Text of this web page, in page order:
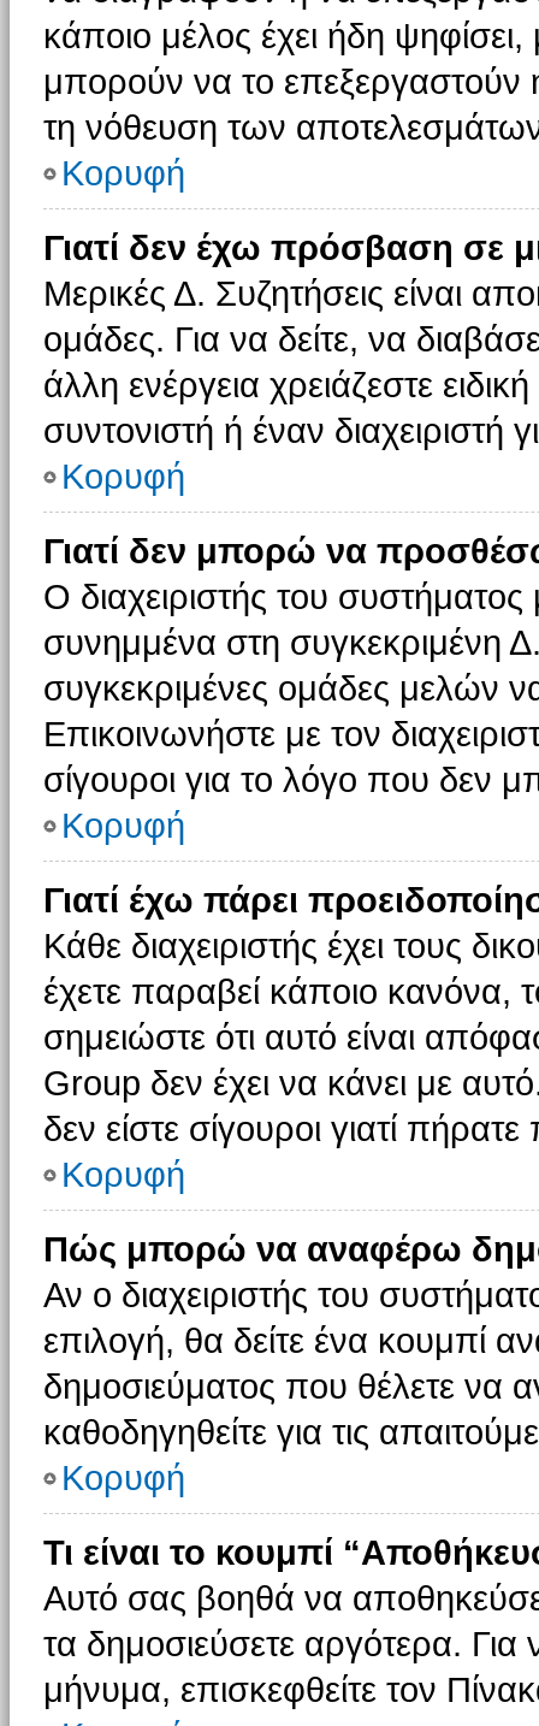
κάποιο μέλος έχει ήδη ψηφίσει,
μπορούν να το επεξεργαστούν
τη νόθευση των
Κορυφή
Γιατί δεν έχω πρόσβαση σε
Μερικές Δ. Συζητήσεις είναι
ομάδες. Για να δείτε, να
άλλη ενέργεια χρειάζεστε
συντονιστή ή έναν διαχειριστή
Κορυφή
Γιατί δεν μπορώ να
Ο διαχειριστής του
συνημμένα στη συγκεκριμένη
συγκεκριμένες ομάδες μελών
Επικοινωνήστε με τον
σίγουροι για το λόγο που δεν
Κορυφή
Γιατί έχω πάρει
Κάθε διαχειριστής έχει τους
έχετε παραβεί κάποιο κανόνα,
σημειώστε ότι αυτό είναι
Group δεν έχει να κάνει με
δεν είστε σίγουροι γιατί
Κορυφή
Πώς μπορώ να αναφέρω
Αν ο διαχειριστής του
επιλογή, θα δείτε ένα κουμπί
δημοσιεύματος που θέλετε να
καθοδηγηθείτε για τις
Κορυφή
Τι είναι το κουμπί
Αυτό σας βοηθά να
τα δημοσιεύσετε αργότερα.
μήνυμα, επισκεφθείτε τον